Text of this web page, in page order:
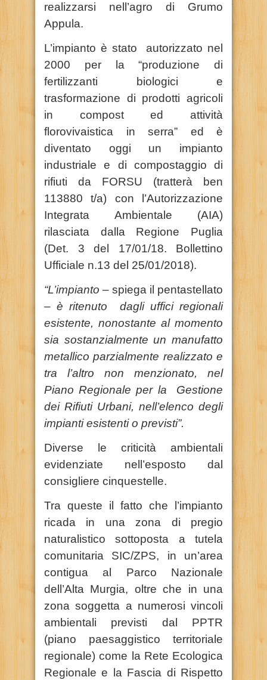
realizzarsi nell’agro di Grumo
Appula.
L’impianto è stato autorizzato nel
2000 per la “produzione di
fertilizzanti biologici e
trasformazione di prodotti agricoli
in compost ed attività
florovivaistica in serra” ed è
diventato oggi un impianto
industriale e di compostaggio di
rifiuti da FORSU (tratterà ben
113880 t/a) con l’Autorizzazione
Integrata Ambientale (AIA)
rilasciata dalla Regione Puglia
(Det. 3 del 17/01/18. Bollettino
Ufficiale n.13 del 25/01/2018).
“L’impianto – spiega il pentastellato
– è ritenuto dagli uffici regionali
esistente, nonostante al momento
sia sostanzialmente un manufatto
metallico parzialmente realizzato e
tra l’altro non menzionato, nel
Piano Regionale per la Gestione
dei Rifiuti Urbani, nell’elenco degli
impianti esistenti o previsti”.
Diverse le criticità ambientali
evidenziate nell’esposto dal
consigliere cinquestelle.
Tra queste il fatto che l’impianto
ricada in una zona di pregio
naturalistico sottoposta a tutela
comunitaria SIC/ZPS, in un’area
contigua al Parco Nazionale
dell’Alta Murgia, oltre che in una
zona soggetta a numerosi vincoli
ambientali previsti dal PPTR
(piano paesaggistico territoriale
regionale) come la Rete Ecologica
Regionale e la Fascia di Rispetto